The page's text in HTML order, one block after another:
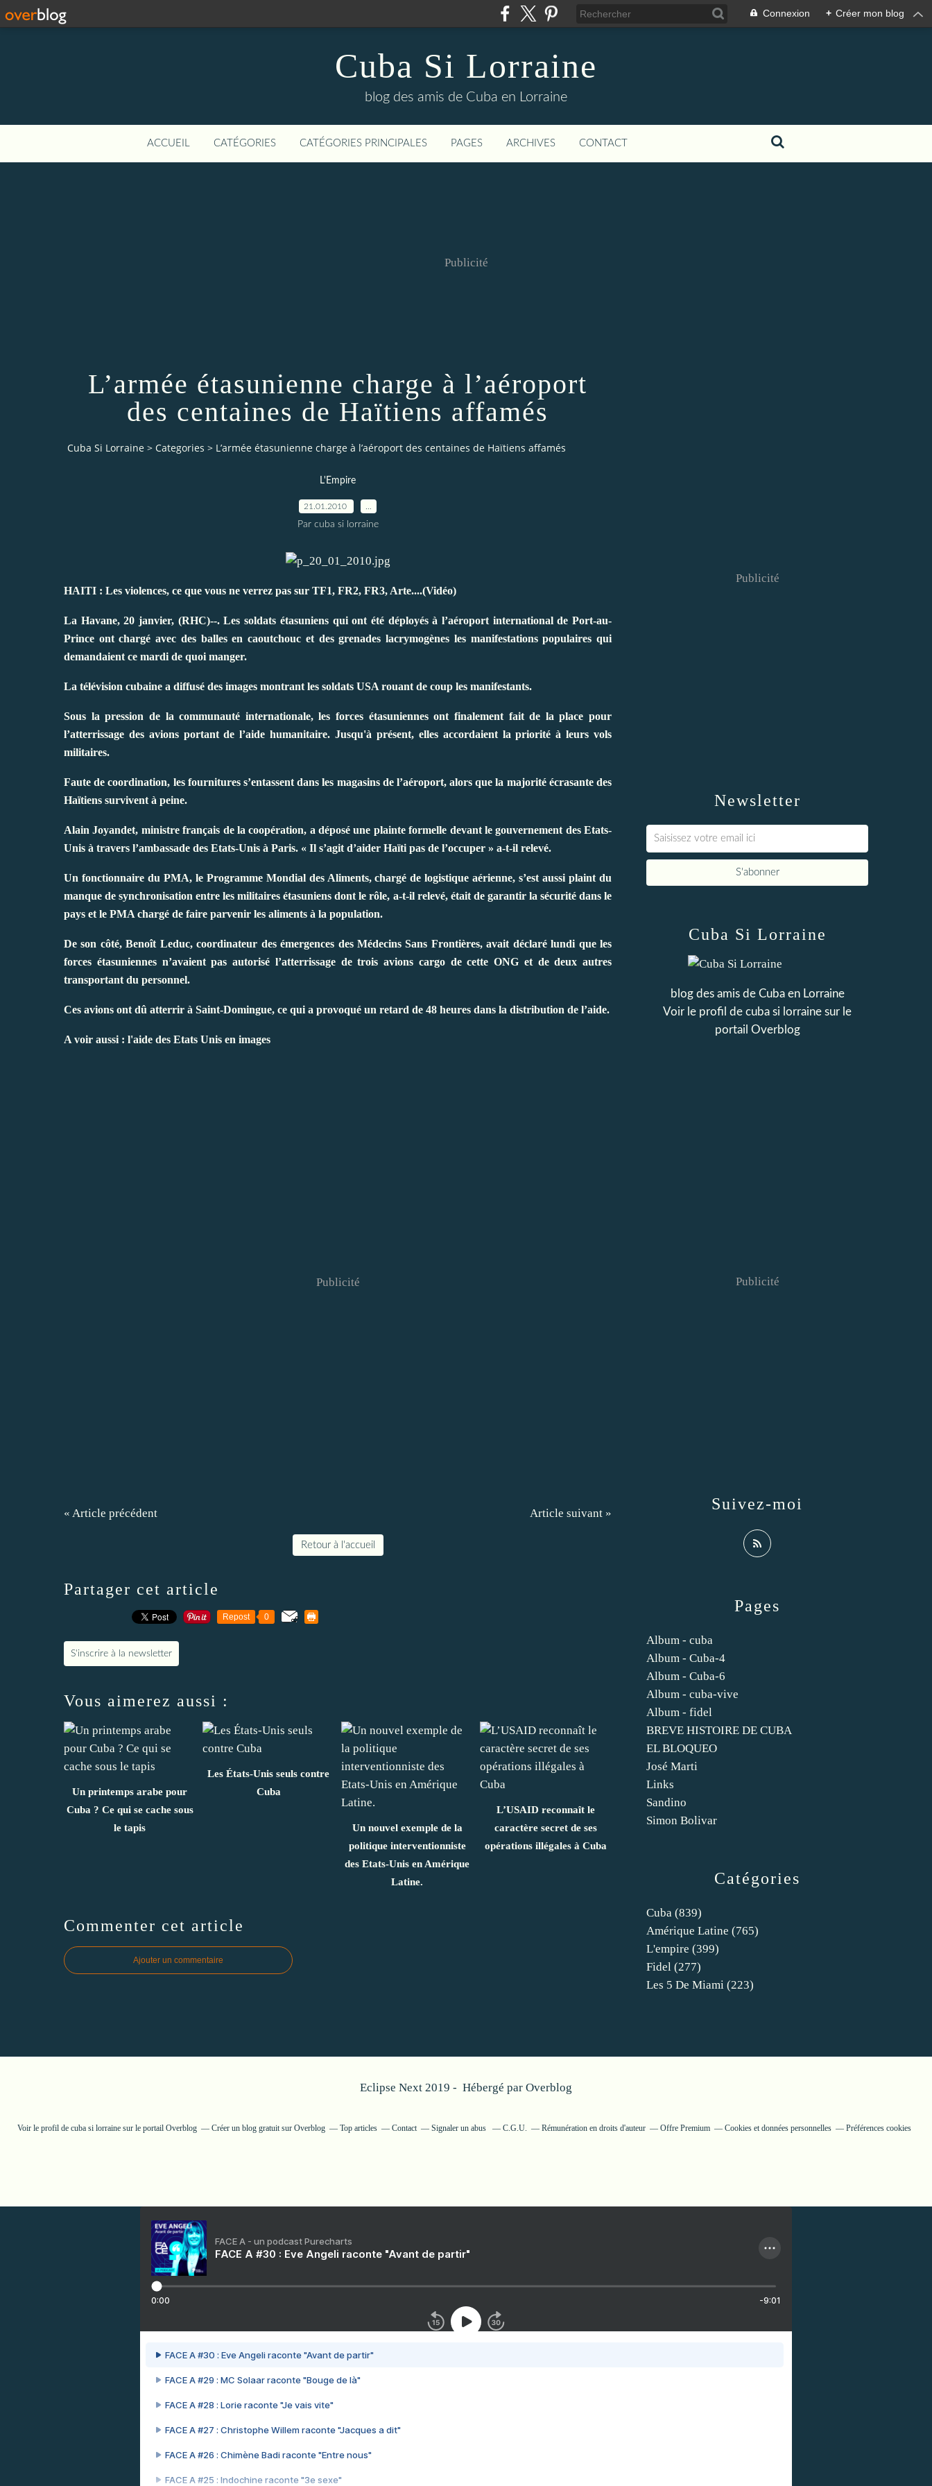
Connexion + Créer mon blog
Cuba Si Lorraine
blog des amis de Cuba en Lorraine
ACCUEIL CATÉGORIES CATÉGORIES PRINCIPALES PAGES ARCHIVES CONTACT
Publicité
L’armée étasunienne charge à l’aéroport
des centaines de Haïtiens affamés
Cuba Si Lorraine > Categories > L’armée étasunienne charge à l’aéroport des centaines de Haïtiens affamés
L'Empire
21.01.2010
Par cuba si lorraine
HAITI : Les violences, ce que vous ne verrez pas sur TF1, FR2, FR3, Arte....(Vidéo)
La Havane, 20 janvier, (RHC)--. Les soldats étasuniens qui ont été déployés à l’aéroport international de Port-au-
Prince ont chargé avec des balles en caoutchouc et des grenades lacrymogènes les manifestations populaires qui
demandaient ce mardi de quoi manger.
La télévision cubaine a diffusé des images montrant les soldats USA rouant de coup les manifestants.
Sous la pression de la communauté internationale, les forces étasuniennes ont finalement fait de la place pour
l’atterrissage des avions portant de l’aide humanitaire. Jusqu'à présent, elles accordaient la priorité à leurs vols
militaires.
Faute de coordination, les fournitures s’entassent dans les magasins de l’aéroport, alors que la majorité écrasante des
Haïtiens survivent à peine.
Alain Joyandet, ministre français de la coopération, a déposé une plainte formelle devant le gouvernement des Etats-
Unis à travers l’ambassade des Etats-Unis à Paris. « Il s’agit d’aider Haïti pas de l’occuper » a-t-il relevé.
Un fonctionnaire du PMA, le Programme Mondial des Aliments, chargé de logistique aérienne, s’est aussi plaint du
manque de synchronisation entre les militaires étasuniens dont le rôle, a-t-il relevé, était de garantir la sécurité dans le
pays et le PMA chargé de faire parvenir les aliments à la population.
De son côté, Benoît Leduc, coordinateur des émergences des Médecins Sans Frontières, avait déclaré lundi que les
forces étasuniennes n’avaient pas autorisé l’atterrissage de trois avions cargo de cette ONG et de deux autres
transportant du personnel.
Ces avions ont dû atterrir à Saint-Domingue, ce qui a provoqué un retard de 48 heures dans la distribution de l’aide.
A voir aussi : l'aide des Etats Unis en images
Publicité
« Article précédent Article suivant »
Retour à l'accueil
Partager cet article
Repost 0
S'inscrire à la newsletter
Vous aimerez aussi :
Un printemps arabe pour
Cuba ? Ce qui se cache sous
le tapis
Les États-Unis seuls contre
Cuba
Un nouvel exemple de la
politique interventionniste
des Etats-Unis en Amérique
Latine.
L’USAID reconnaît le
caractère secret de ses
opérations illégales à Cuba
Commenter cet article
Ajouter un commentaire
Newsletter
Publicité
Catégories
Cuba (839)
Amérique Latine (765)
L'empire (399)
Fidel (277)
Les 5 De Miami (223)
Pages
Album - cuba
Album - Cuba-4
Album - Cuba-6
Album - cuba-vive
Album - fidel
BREVE HISTOIRE DE CUBA
EL BLOQUEO
José Marti
Links
Sandino
Simon Bolivar
Cuba Si Lorraine
blog des amis de Cuba en Lorraine
Voir le profil de cuba si lorraine sur le
portail Overblog
Suivez-moi
Publicité
Eclipse Next 2019 - Hébergé par Overblog
Voir le profil de cuba si lorrainesur le portail Overblog Créer un blog gratuit sur Overblog Top articles Contact Signaler un abus C.G.U. Rémunération en droits d'auteur Offre Premium Cookies et données personnelles Préférences cookies
FACE A - un podcast Purecharts
FACE A #30 : Eve Angeli raconte "Avant de partir"
0:00 -9:01
FACE A #30 : Eve Angeli raconte "Avant de partir"
FACE A #29 : MC Solaar raconte "Bouge de là"
FACE A #28 : Lorie raconte "Je vais vite"
FACE A #27 : Christophe Willem raconte "Jacques a dit"
FACE A #26 : Chimène Badi raconte "Entre nous"
FACE A #25 : Indochine raconte "3e sexe"